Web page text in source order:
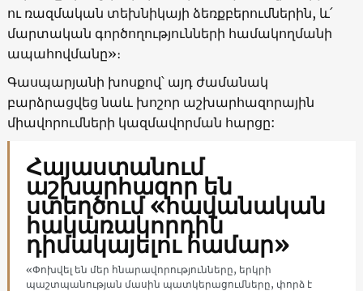
ու ռազմական տեխնիկայի ձեռքբերումներին, և՛
մարտական գործողությունների համակողմանի
ապահովմանը»։
Գասպարյանի խոսքով՝ այդ ժամանակ
բարձրացվեց նաև խոշոր աշխարհազորային
միավորումների կազմավորման հարցը:
Հայաստանում
աշխարհազոր են
ստեղծում «հավանական
հակառակորդին
դիմակայելու համար»
«Փոխվել են մեր հնարավորությունները, երկրի
պաշտպանության մասին պատկերացումները, փորձ է